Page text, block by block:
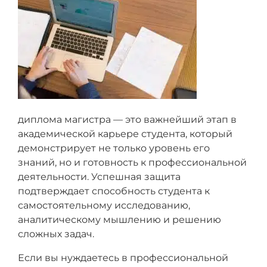
диплома магистра — это важнейший этап в
академической карьере студента, который
демонстрирует не только уровень его
знаний, но и готовность к профессиональной
деятельности. Успешная защита
подтверждает способность студента к
самостоятельному исследованию,
аналитическому мышлению и решению
сложных задач.
Если вы нуждаетесь в профессиональной